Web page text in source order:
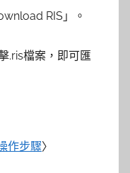
RIS」。
.ris檔案，即可匯
作步驟〉